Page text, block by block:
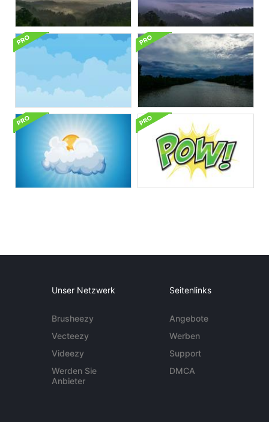
Unser Netzwerk
Brusheezy
Vecteezy
Videezy
Werden Sie
Anbieter
Seitenlinks
Angebote
Werben
Support
DMCA